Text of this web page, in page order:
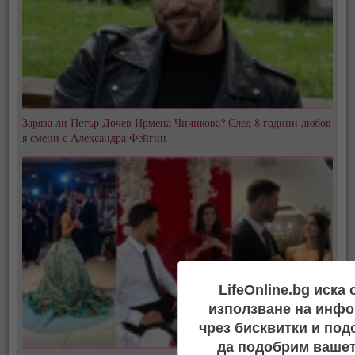
Заряза ли Петър Дочев Ирмена Чичикова? След 8 години любов
я смени с Александра Фейгин
LifeOnline.bg иска
използване на
чрез бисквитки и
да подобрим